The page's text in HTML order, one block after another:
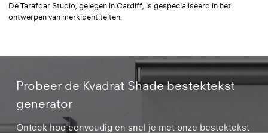
De Tarafdar Studio, gelegen in Cardiff, is gespecialiseerd in het
ontwerpen van merkidentiteiten.
Probeer de Kvadrat Shade bestektekst
generator
Ontdek hoe eenvoudig en snel je met onze bestektekst